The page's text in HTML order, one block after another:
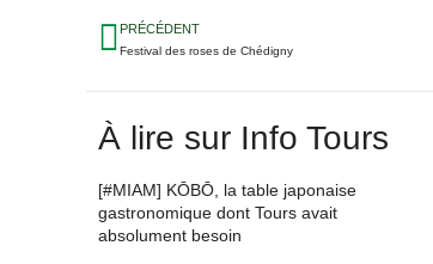
PRÉCÉDENT
Festival des roses de Chédigny
À lire sur Info Tours
[#MIAM] KŌBŌ, la table japonaise
gastronomique dont Tours avait
absolument besoin